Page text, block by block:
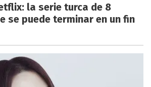
la serie turca de 8
se puede terminar en un fin